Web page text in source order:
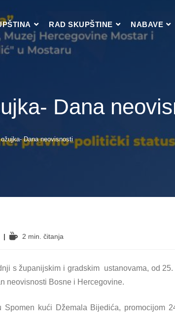
RAD SKUPŠTINE NABAVE
Dana
Dana neovisnosti
2 min. čitanja
s županijskim i gradskim ustanovama, od 25.
neovisnosti Bosne i Hercegovine.
kući Džemala Bijedića, promocijom